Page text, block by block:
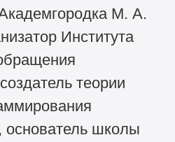
М. А.
Института
теории
основатель школы